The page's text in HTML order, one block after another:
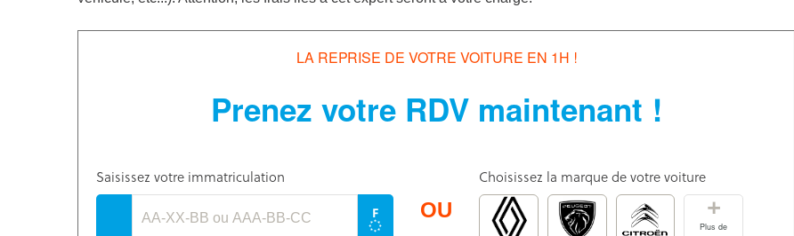
LA REPRISE DE VOTRE VOITURE EN 1H !
Prenez votre RDV maintenant !
Saisissez votre immatriculation
OU
Choisissez la marque de votre voiture
+
Plus de